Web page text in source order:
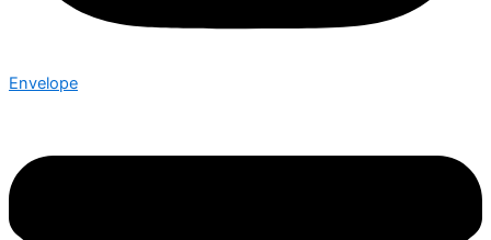
Envelope